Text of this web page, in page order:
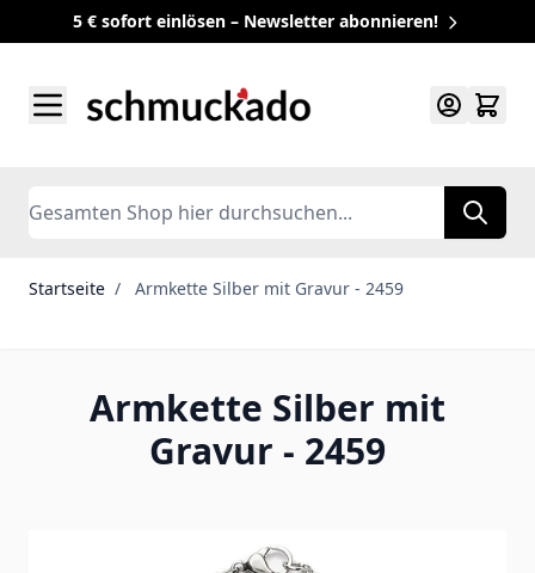
5 € sofort einlösen – Newsletter abonnieren!
Search
Startseite / Armkette Silber mit Gravur - 2459
Armkette Silber mit
Gravur - 2459